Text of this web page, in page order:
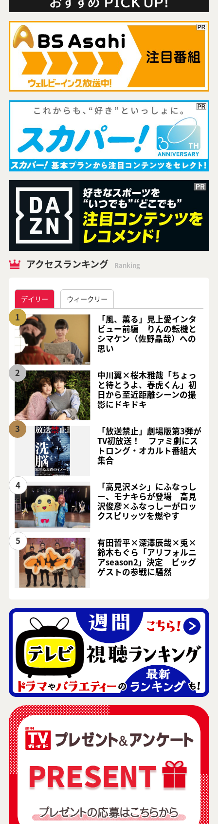
アクセスランキング Ranking
デイリー ウィークリー
1
「風、薫る」見上愛インタ
ビュー前編 りんの転機と
シマケン（佐野晶哉）への
思い
2
中川翼×桜木雅哉「ちょっ
と待とうよ、春虎くん」初
日から至近距離シーンの撮
影にドキドキ
3
「放送禁止」劇場版第3弾が
TV初放送！ ファミ劇にス
トロング・オカルト番組大
集合
4
「高見沢メシ」にふなっし
ー、モナキらが登場 高見
沢俊彦×ふなっしーがロッ
クスピリッツを燃やす
5
有田哲平×深澤辰哉×兎×
鈴木もぐら「アリフォルニ
アseason2」決定 ビッグ
ゲストの参戦に騒然